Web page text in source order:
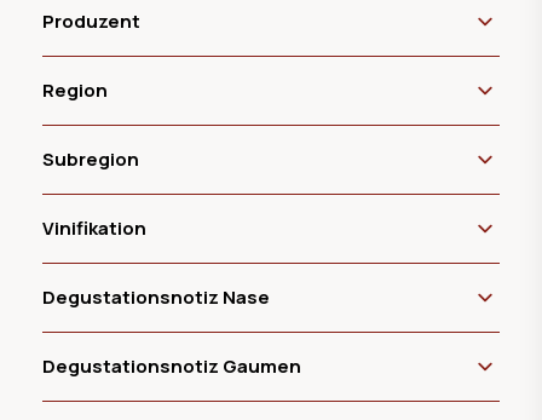
Produzent
Region
Subregion
Vinifikation
Degustationsnotiz Nase
Degustationsnotiz Gaumen